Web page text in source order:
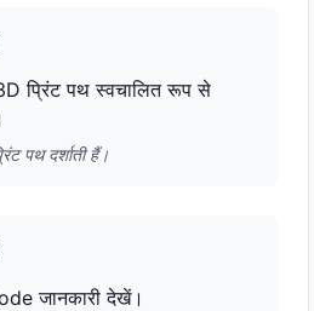
प्रिंट पथ स्वचालित रूप से
पथ दर्शाती हैं।
जानकारी देखें।